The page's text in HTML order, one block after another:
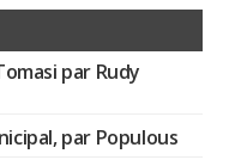
par Rudy
par Populous